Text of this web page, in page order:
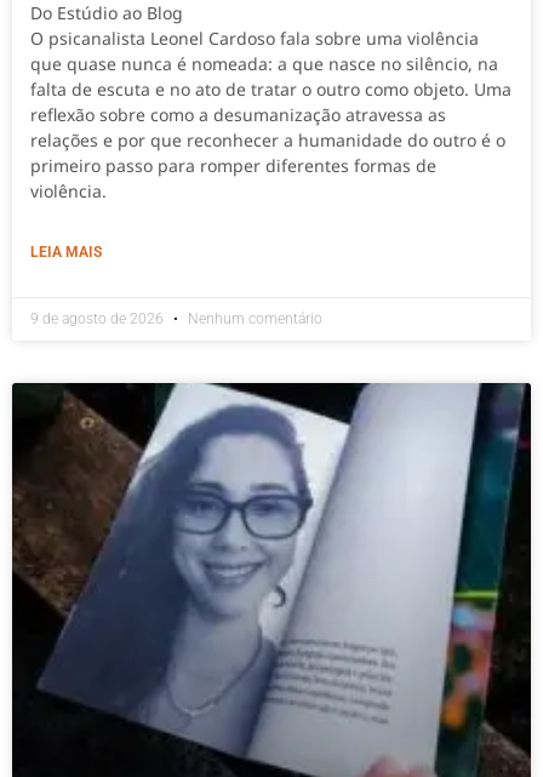
Do Estúdio ao Blog
O psicanalista Leonel Cardoso fala sobre uma violência
que quase nunca é nomeada: a que nasce no silêncio, na
falta de escuta e no ato de tratar o outro como objeto. Uma
reflexão sobre como a desumanização atravessa as
relações e por que reconhecer a humanidade do outro é o
primeiro passo para romper diferentes formas de
violência.
LEIA MAIS
9 de agosto de 2026 Nenhum comentário